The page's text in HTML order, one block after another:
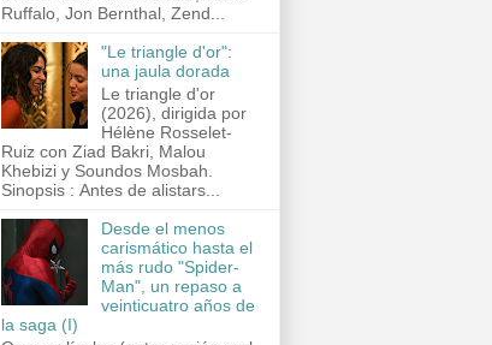
Ruffalo, Jon Bernthal, Zend...
"Le triangle d'or":
una jaula dorada
Le triangle d'or
(2026), dirigida por
Hélène Rosselet-
Ruiz con Ziad Bakri, Malou
Khebizi y Soundos Mosbah.
Sinopsis : Antes de alistars...
Desde el menos
carismático hasta el
más rudo "Spider-
Man", un repaso a
veinticuatro años de
la saga (I)